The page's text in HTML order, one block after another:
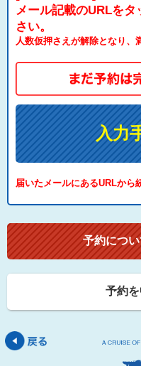
メール記載のURLを
さい。
人数仮押さえが解除となり、
入力
届いたメールにあるURLから
予約につ
予約